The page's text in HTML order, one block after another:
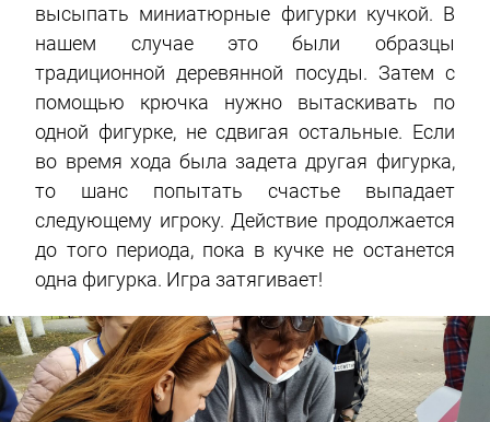
высыпать миниатюрные фигурки кучкой. В
нашем случае это были образцы
традиционной деревянной посуды. Затем с
помощью крючка нужно вытаскивать по
одной фигурке, не сдвигая остальные. Если
во время хода была задета другая фигурка,
то шанс попытать счастье выпадает
следующему игроку. Действие продолжается
до того периода, пока в кучке не останется
одна фигурка. Игра затягивает!